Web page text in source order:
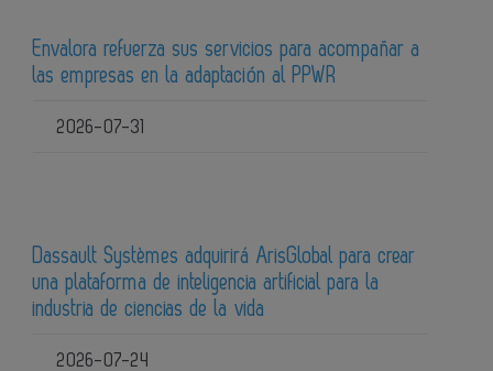
Envalora refuerza sus servicios para acompañar a
las empresas en la adaptación al PPWR
2026-07-31
Dassault Systèmes adquirirá ArisGlobal para crear
una plataforma de inteligencia artificial para la
industria de ciencias de la vida
2026-07-24